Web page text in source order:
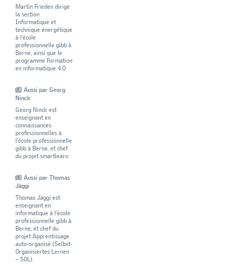
Martin Frieden dirige
la section
Informatique et
technique énergétique
à l’école
professionnelle gibb à
Berne, ainsi que le
programme Formation
en informatique 4.0.
Aussi par Georg
Ninck
Georg Ninck est
enseignant en
connaissances
professionnelles à
l’école professionnelle
gibb à Berne, et chef
du projet smartlearn.
Aussi par Thomas
Jäggi
Thomas Jäggi est
enseignant en
informatique à l’école
professionnelle gibb à
Berne, et chef du
projet Apprentissage
auto-organisé (Selbst-
Organisiertes Lernen
– SOL).